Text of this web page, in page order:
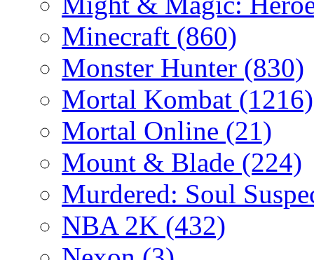
Minecraft (860)
Monster Hunter (830)
Mortal Kombat (1216)
Mortal Online (21)
Mount & Blade (224)
Murdered: Soul
NBA 2K (432)